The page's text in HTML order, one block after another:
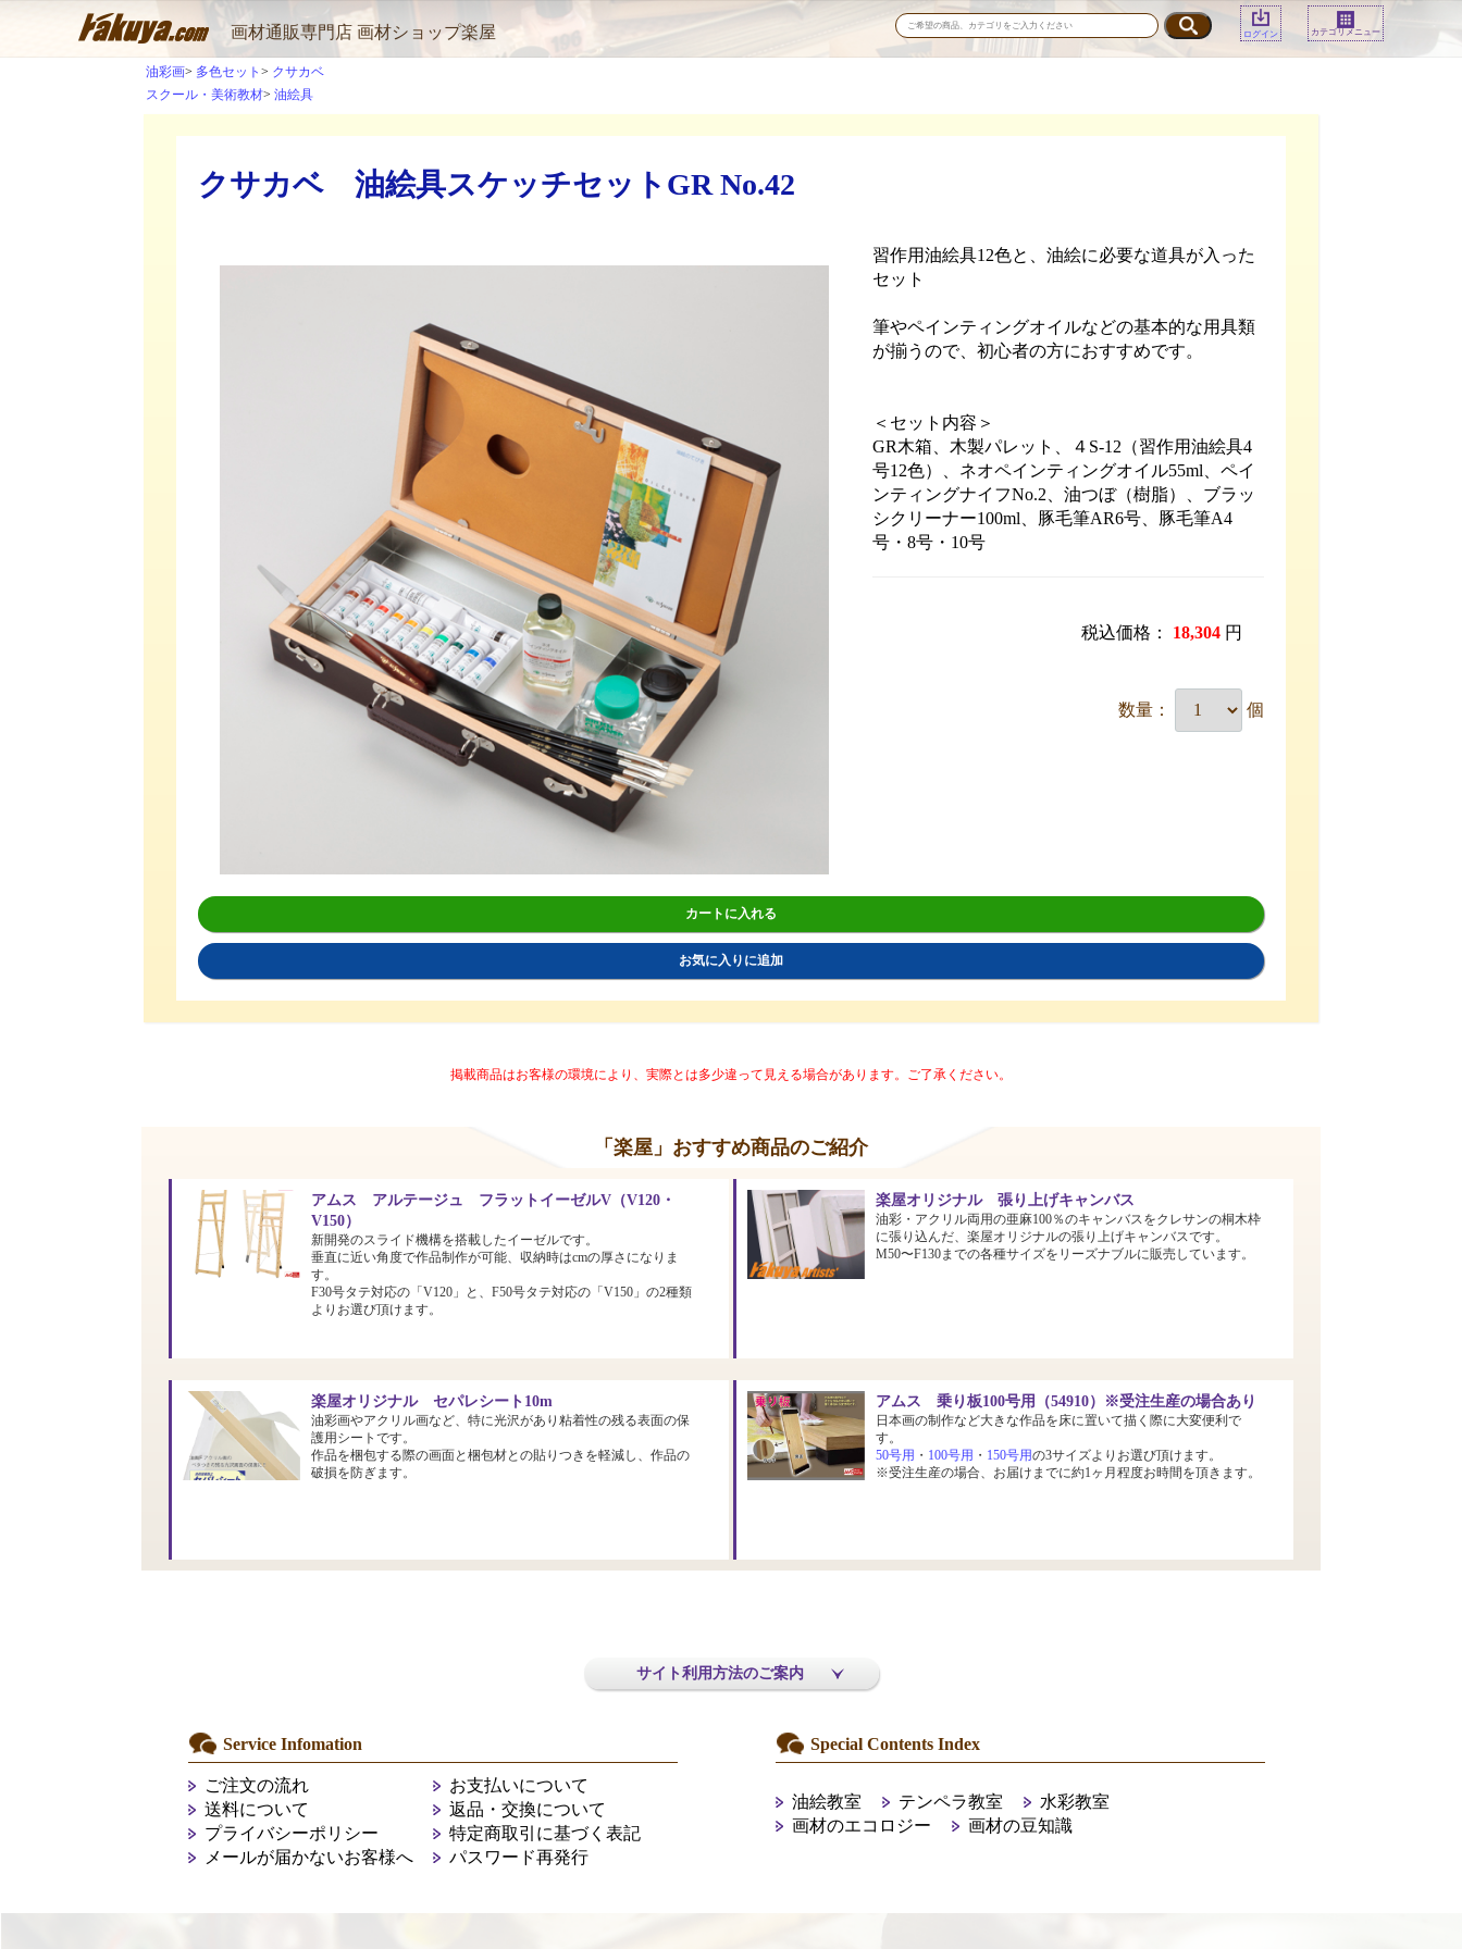
画材通販専門店 画材ショップ楽屋 ログイン カテゴリメニュー
油彩画 多色セット
クサカベ
スクール・美術教材
油絵具
クサカベ 油絵具スケッチセットGR No.42
習作用油絵具12色と、油絵に必要な道具が入った
セット
筆やペインティングオイルなどの基本的な用具類
が揃うので、初心者の方におすすめです。
＜セット内容＞
GR木箱、木製パレット、４S-12（習作用油絵具4
号12色）、ネオペインティングオイル55ml、ペイ
ンティングナイフNo.2、油つぼ（樹脂）、ブラッ
シクリーナー100ml、豚毛筆AR6号、豚毛筆A4
号・8号・10号
税込価格： 18,304 円
数量： 個
カートに入れる
お気に入りに追加
掲載商品はお客様の環境により、実際とは多少違って見える場合があります。ご了承ください。
「楽屋」おすすめ商品のご紹介
アムス アルテージュ フラットイーゼルV（V120・
V150）
新開発のスライド機構を搭載したイーゼルです。
垂直に近い角度で作品制作が可能、収納時はcmの厚さになりま
す。
F30号タテ対応の「V120」と、F50号タテ対応の「V150」の2種類
よりお選び頂けます。
楽屋オリジナル 張り上げキャンバス
油彩・アクリル両用の亜麻100％のキャンバスをクレサンの桐木枠
に張り込んだ、楽屋オリジナルの張り上げキャンバスです。
M50〜F130までの各種サイズをリーズナブルに販売しています。
楽屋オリジナル セパレシート10m
油彩画やアクリル画など、特に光沢があり粘着性の残る表面の保
護用シートです。
作品を梱包する際の画面と梱包材との貼りつきを軽減し、作品の
破損を防ぎます。
アムス 乗り板100号用（54910）※受注生産の場合あり
日本画の制作など大きな作品を床に置いて描く際に大変便利で
す。
50号用 ・ 100号用 ・ 150号用の3サイズよりお選び頂けます。
※受注生産の場合、お届けまでに約1ヶ月程度お時間を頂きます。
サイト利用方法のご案内
Service Infomation
ご注文の流れ
お支払いについて
送料について
返品・交換について
プライバシーポリシー
特定商取引に基づく表記
メールが届かないお客様へ
パスワード再発行
Special Contents Index
油絵教室 テンペラ教室
水彩教室
画材のエコロジー
画材の豆知識